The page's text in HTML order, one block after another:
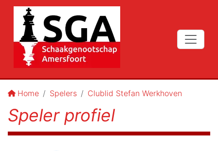
Home Spelers Clublid Stefan Werkhoven
Speler profiel